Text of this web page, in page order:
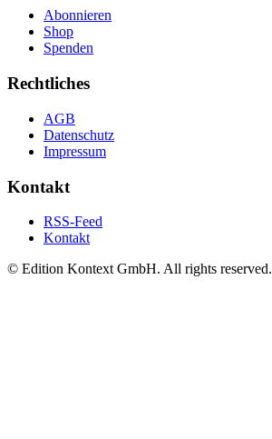
Abonnieren
Shop
Spenden
Rechtliches
AGB
Datenschutz
Impressum
Kontakt
RSS-Feed
Kontakt
© Edition Kontext GmbH. All rights reserved.